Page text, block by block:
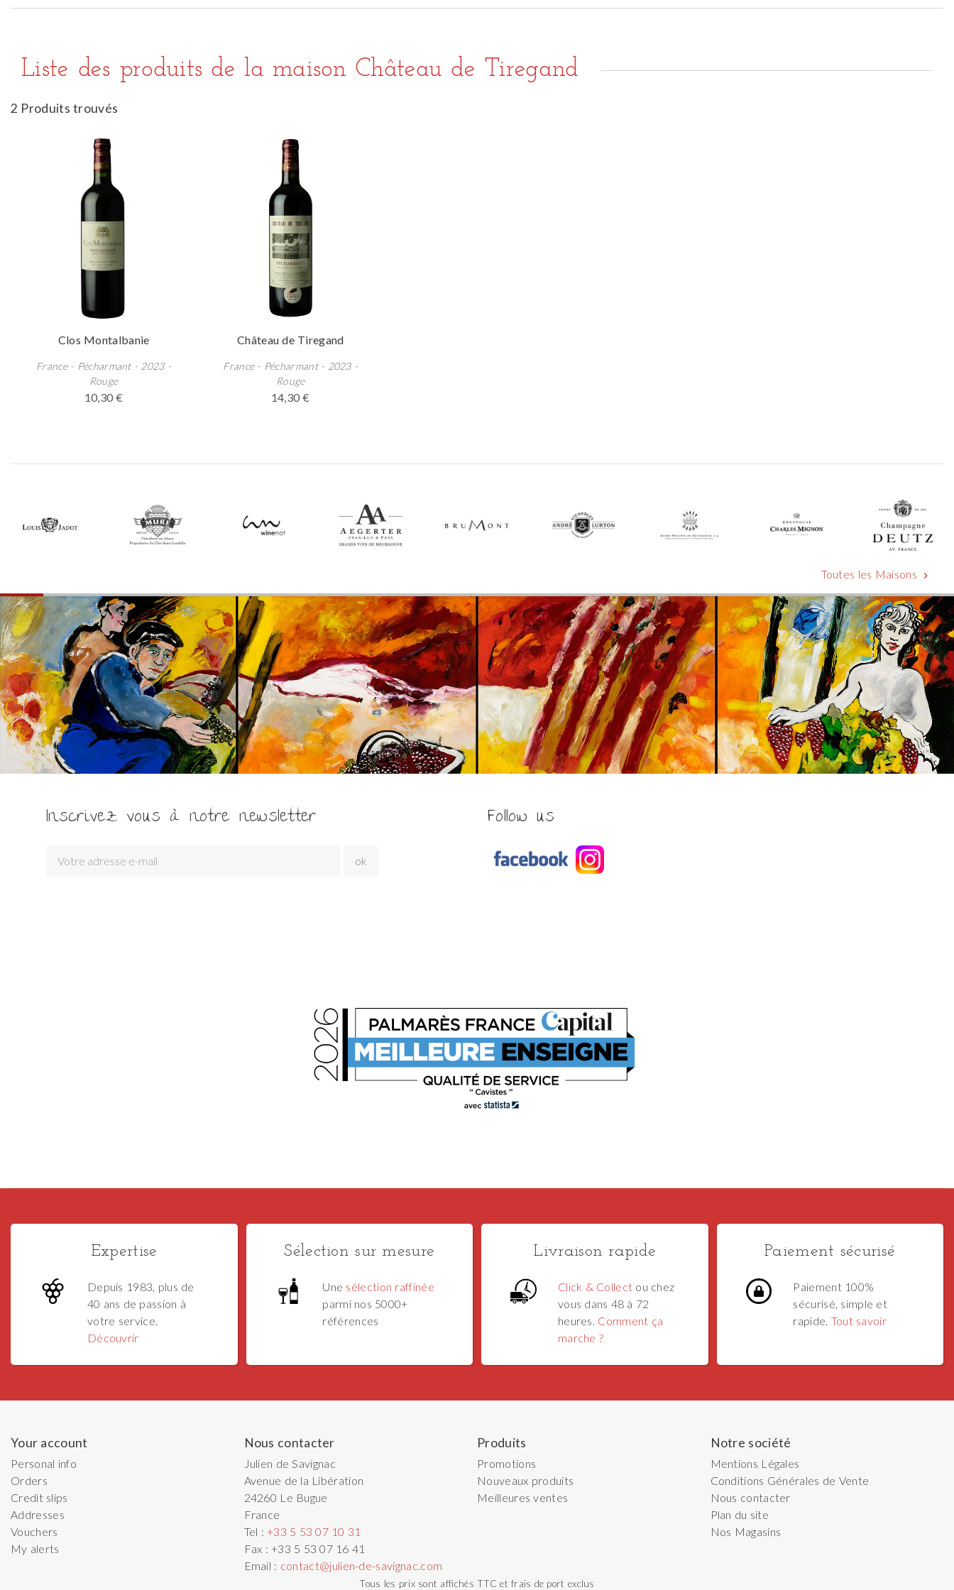
Liste des produits de la maison Château de Tiregand
2 Produits trouvés
Clos Montalbanie
France - Pécharmant - 2023 -
Rouge
10,30 €
Château de Tiregand
France - Pécharmant - 2023 -
Rouge
14,30 €
Toutes les Maisons chevron_right
Inscrivez vous à notre newsletter Follow us
Expertise
Depuis 1983, plus de
40 ans de passion à
votre service.
Découvrir
Sélection sur mesure
Une sélection raffinée
parmi nos 5000+
références
Livraison rapide
Click & Collect ou chez
vous dans 48 à 72
heures. Comment ça
marche ?
Paiement sécurisé
Paiement 100%
sécurisé, simple et
rapide. Tout savoir
Your account
Personal info
Orders
Credit slips
Addresses
Vouchers
My alerts
Nous contacter
Julien de Savignac
Avenue de la Libération
24260 Le Bugue
France
Tel :+33 5 53 07 10 31
Fax :+33 5 53 07 16 41
Email : contact@julien-de-savignac.com
Produits
Promotions
Nouveaux produits
Meilleures ventes
Notre société
Mentions Légales
Conditions Générales de Vente
Nous contacter
Plan du site
Nos Magasins
Tous les prix sont affichés TTC et frais de port exclus